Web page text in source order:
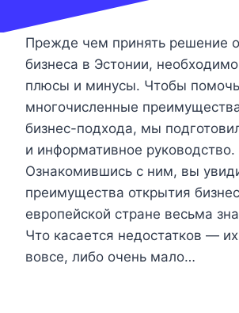
Прежде чем принять решение
бизнеса в Эстонии, необходимо
плюсы и минусы. Чтобы
многочисленные
бизнес-подхода, мы
и информативное руководство.
Ознакомившись с ним, вы
преимущества открытия
европейской стране весьма
Что касается недостатков —
вовсе, либо очень мало…